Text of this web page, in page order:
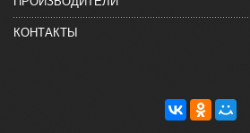
КОНТАКТЫ